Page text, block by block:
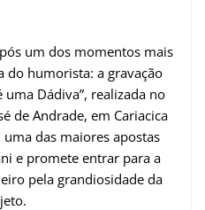
um dos momentos mais
do humorista: a gravação
uma Dádiva”, realizada no
de Andrade, em Cariacica
uma das maiores apostas
e promete entrar para a
pela grandiosidade da